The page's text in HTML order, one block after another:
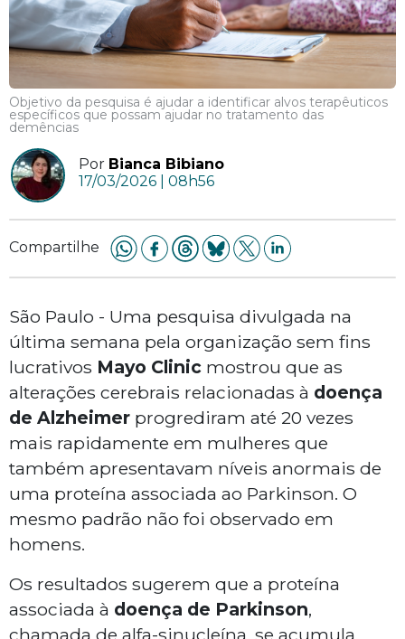
Objetivo da pesquisa é ajudar a identificar alvos terapêuticos
específicos que possam ajudar no tratamento das
demências
Por Bianca Bibiano
17/03/2026 | 08h56
Compartilhe
São Paulo - Uma pesquisa divulgada na
última semana pela organização sem fins
lucrativos Mayo Clinic mostrou que as
alterações cerebrais relacionadas à doença
de Alzheimer progrediram até 20 vezes
mais rapidamente em mulheres que
também apresentavam níveis anormais de
uma proteína associada ao Parkinson. O
mesmo padrão não foi observado em
homens.
Os resultados sugerem que a proteína
associada à doença de Parkinson,
chamada de alfa-sinucleína, se acumula